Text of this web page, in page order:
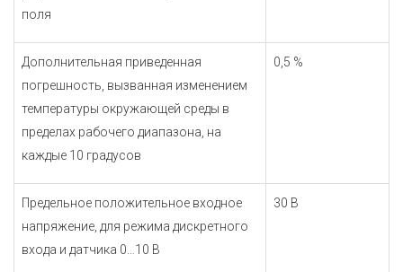
поля
Дополнительная приведенная
погрешность, вызванная изменением
температуры окружающей среды в
пределах рабочего диапазона, на
каждые 10 градусов
0,5 %
Предельное положительное входное
напряжение, для режима дискретного
входа и датчика 0…10 В
30 В